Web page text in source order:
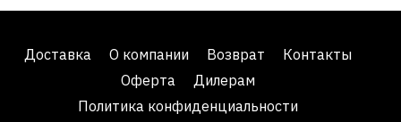
Доставка О компании Возврат
Контакты
Оферта
Дилерам
Политика конфиденциальности